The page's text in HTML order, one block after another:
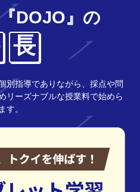
DOJO』の
長
別指導でありながら、採点や問
リーズナブルな授業料で始めら
す。